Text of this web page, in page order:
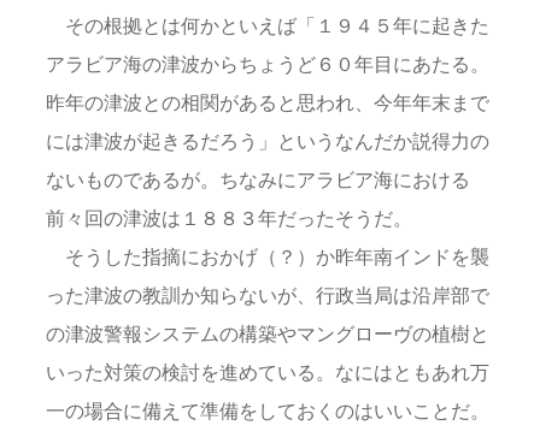
その根拠とは何かといえば「１９４５年に起きた
アラビア海の津波からちょうど６０年目にあたる。
昨年の津波との相関があると思われ、今年年末まで
には津波が起きるだろう」というなんだか説得力の
ないものであるが。ちなみにアラビア海における
前々回の津波は１８８３年だったそうだ。
そうした指摘におかげ（？）か昨年南インドを襲
った津波の教訓か知らないが、行政当局は沿岸部で
の津波警報システムの構築やマングローヴの植樹と
いった対策の検討を進めている。なにはともあれ万
一の場合に備えて準備をしておくのはいいことだ。